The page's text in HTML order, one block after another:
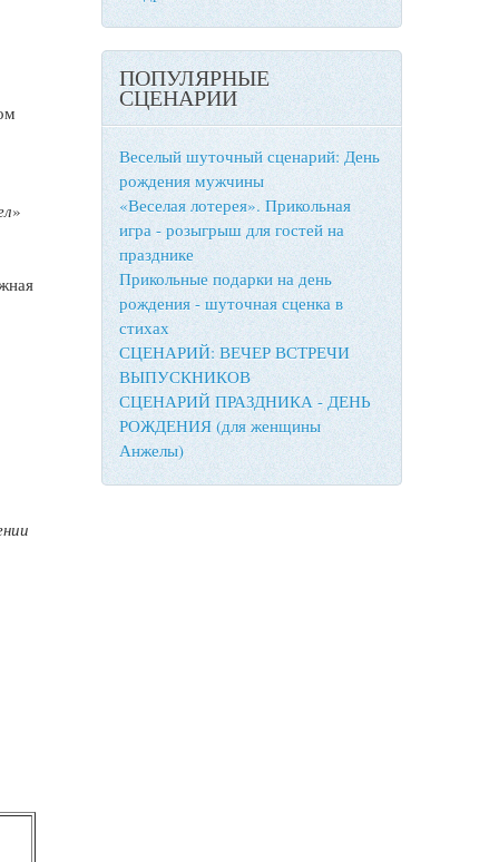
»
ПОПУЛЯРНЫЕ
СЦЕНАРИИ
Веселый шуточный сценарий: День
рождения мужчины
«Веселая лотерея». Прикольная
игра - розыгрыш для гостей на
празднике
Прикольные подарки на день
рождения - шуточная сценка в
стихах
СЦЕНАРИЙ: ВЕЧЕР ВСТРЕЧИ
ВЫПУСКНИКОВ
СЦЕНАРИЙ ПРАЗДНИКА - ДЕНЬ
РОЖДЕНИЯ (для женщины
Анжелы)